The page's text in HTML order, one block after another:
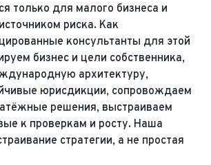
только для малого бизнеса и
риска. Как
консультанты для этой
бизнес и цели собственника,
архитектуру,
юрисдикции, сопровождаем
решения, выстраиваем
к проверкам и росту. Наша
стратегии, а не простая